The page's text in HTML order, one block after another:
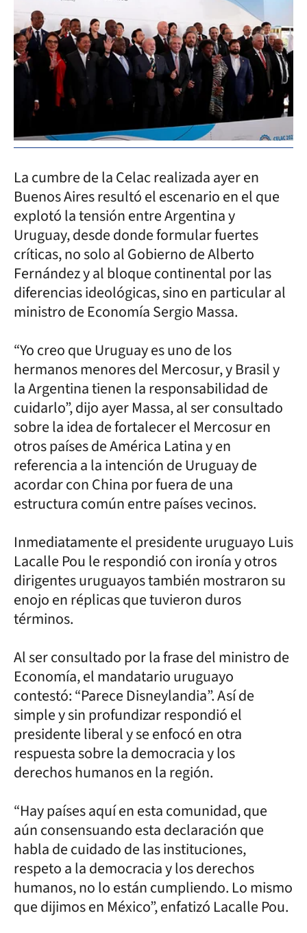
La cumbre de la Celac realizada ayer en
Buenos Aires resultó el escenario en el que
explotó la tensión entre Argentina y
Uruguay, desde donde formular fuertes
críticas, no solo al Gobierno de Alberto
Fernández y al bloque continental por las
diferencias ideológicas, sino en particular al
ministro de Economía Sergio Massa.
“Yo creo que Uruguay es uno de los
hermanos menores del Mercosur, y Brasil y
la Argentina tienen la responsabilidad de
cuidarlo”, dijo ayer Massa, al ser consultado
sobre la idea de fortalecer el Mercosur en
otros países de América Latina y en
referencia a la intención de Uruguay de
acordar con China por fuera de una
estructura común entre países vecinos.
Inmediatamente el presidente uruguayo Luis
Lacalle Pou le respondió con ironía y otros
dirigentes uruguayos también mostraron su
enojo en réplicas que tuvieron duros
términos.
Al ser consultado por la frase del ministro de
Economía, el mandatario uruguayo
contestó: “Parece Disneylandia”. Así de
simple y sin profundizar respondió el
presidente liberal y se enfocó en otra
respuesta sobre la democracia y los
derechos humanos en la región.
“Hay países aquí en esta comunidad, que
aún consensuando esta declaración que
habla de cuidado de las instituciones,
respeto a la democracia y los derechos
humanos, no lo están cumpliendo. Lo mismo
que dijimos en México”, enfatizó Lacalle Pou.